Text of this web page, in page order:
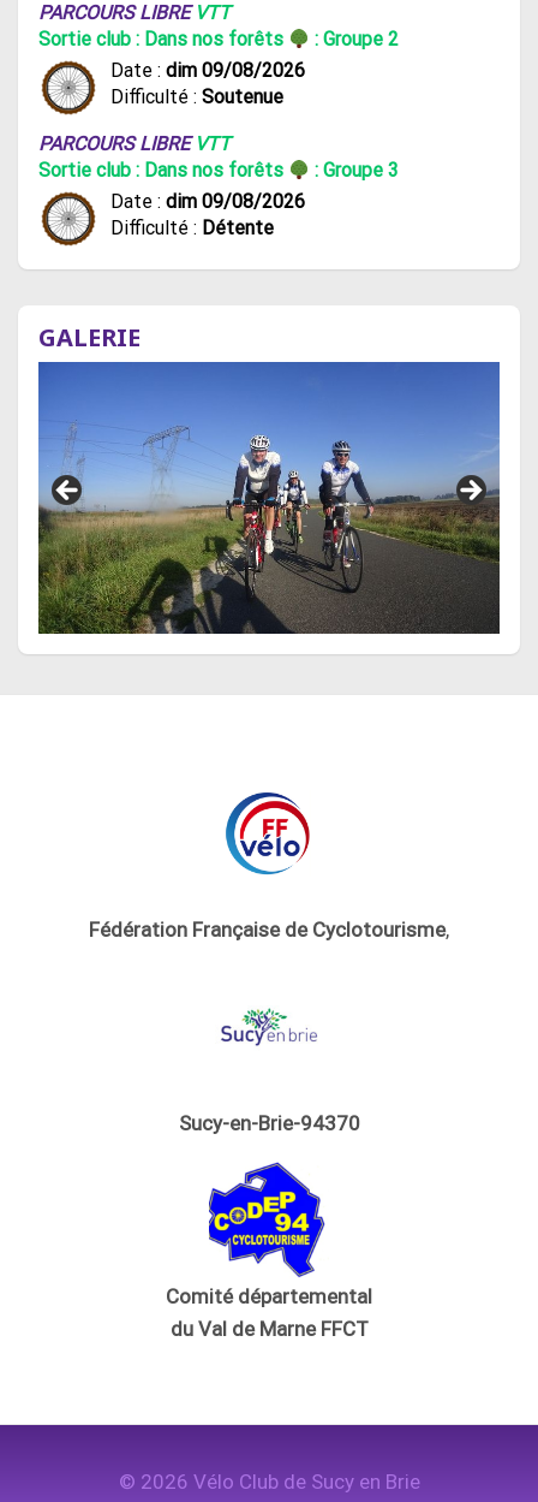
PARCOURS LIBRE VTT
Sortie club : Dans nos forêts
: Groupe 2
Date : dim 09/08/2026
Difficulté : Soutenue
PARCOURS LIBRE VTT
Sortie club : Dans nos forêts
: Groupe 3
Date : dim 09/08/2026
Difficulté : Détente
GALERIE
Fédération Française de Cyclotourisme,
Sucy-en-Brie-94370
Comité départemental
du Val de Marne FFCT
© 2026 Vélo Club de Sucy en Brie